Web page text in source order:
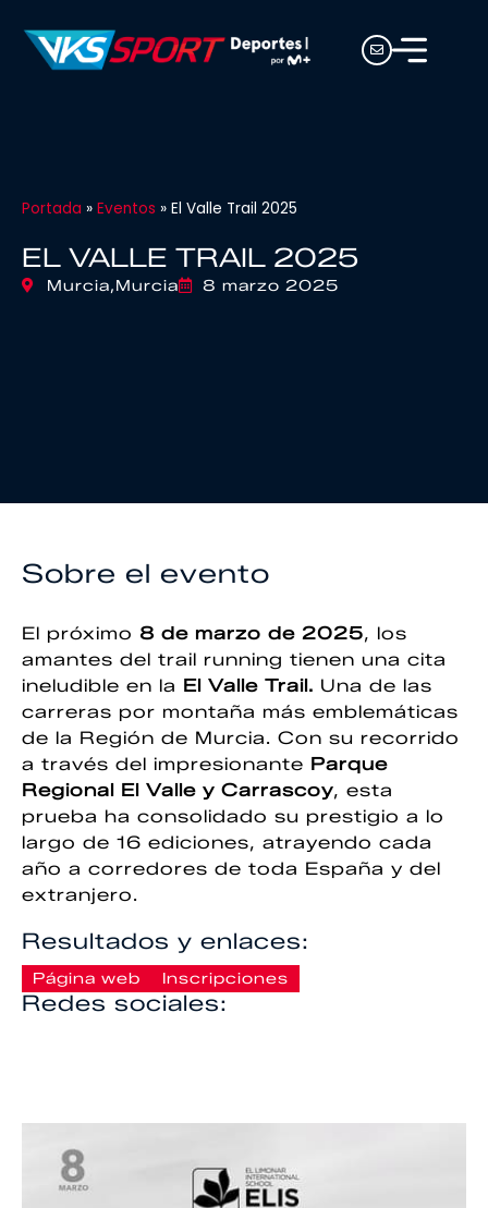
Portada » Eventos » El Valle Trail 2025
EL VALLE TRAIL 2025
Murcia,Murcia 8 marzo 2025
Sobre el evento
El próximo 8 de marzo de 2025, los
amantes del trail running tienen una cita
ineludible en la El Valle Trail. Una de las
carreras por montaña más emblemáticas
de la Región de Murcia. Con su recorrido
a través del impresionante Parque
Regional El Valle y Carrascoy, esta
prueba ha consolidado su prestigio a lo
largo de 16 ediciones, atrayendo cada
año a corredores de toda España y del
extranjero.
Resultados y enlaces:
Página web Inscripciones
Redes sociales: